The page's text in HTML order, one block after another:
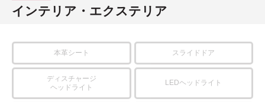
インテリア・エクステリア
本革シート スライドドア
ディスチャージ
ヘッドライト
LEDヘッドライト